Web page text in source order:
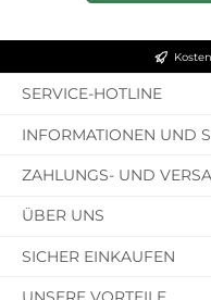
SERVICE-HOTLINE
INFORMATIONEN UND
ZAHLUNGS- UND
ÜBER UNS
SICHER EINKAUFEN